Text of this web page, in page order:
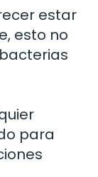
estar
esto no
para